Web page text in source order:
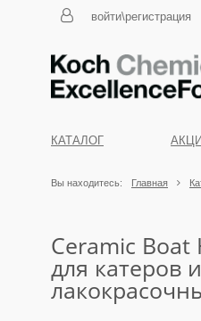
войти\регистрация
КАТАЛОГ
Вы находитесь: Главная
Ceramic
для катеров